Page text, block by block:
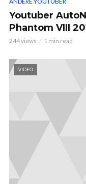
Youtuber
Phantom VIII
244 views 1 min read
VIDEO